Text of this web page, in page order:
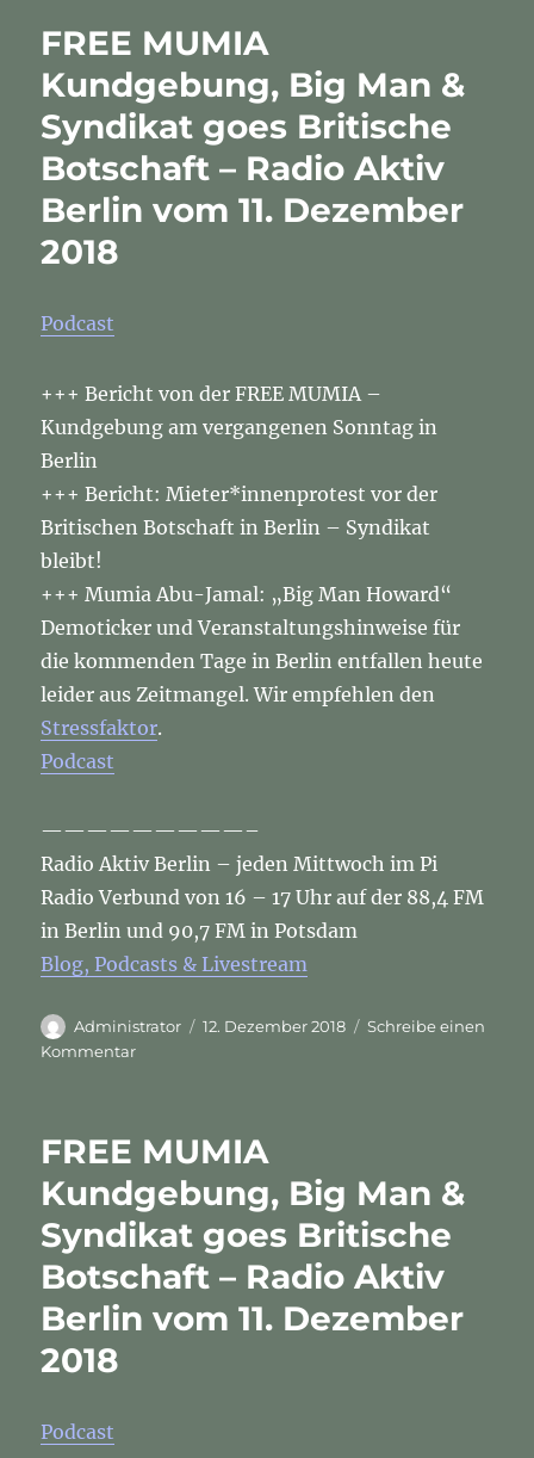
Toylettes
Maske,
Mumia
Abu-
Jamals
und
19.12.2018
FREE MUMIA
Kundgebung, Big Man &
Syndikat goes Britische
Botschaft – Radio Aktiv
Berlin vom 11. Dezember
2018
Podcast
+++ Bericht von der FREE MUMIA –
Kundgebung am vergangenen Sonntag in
Berlin
+++ Bericht: Mieter*innenprotest vor der
Britischen Botschaft in Berlin – Syndikat
bleibt!
+++ Mumia Abu-Jamal: „Big Man Howard“
Demoticker und Veranstaltungshinweise für
die kommenden Tage in Berlin entfallen heute
leider aus Zeitmangel. Wir empfehlen den
Stressfaktor.
Podcast
—————————–
Radio Aktiv Berlin – jeden Mittwoch im Pi
Radio Verbund von 16 – 17 Uhr auf der 88,4 FM
in Berlin und 90,7 FM in Potsdam
Blog, Podcasts & Livestream
Autor
Administrator
Veröffentlicht
12. Dezember 2018
Schreibe einen
Kommentarzu
Big
&
Syndikat
goes
Britische
–
FREE MUMIA
Kundgebung, Big Man &
Syndikat goes Britische
Botschaft – Radio Aktiv
Berlin vom 11. Dezember
2018
Podcast